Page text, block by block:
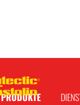
PRODUKTE
PF Flussmittel